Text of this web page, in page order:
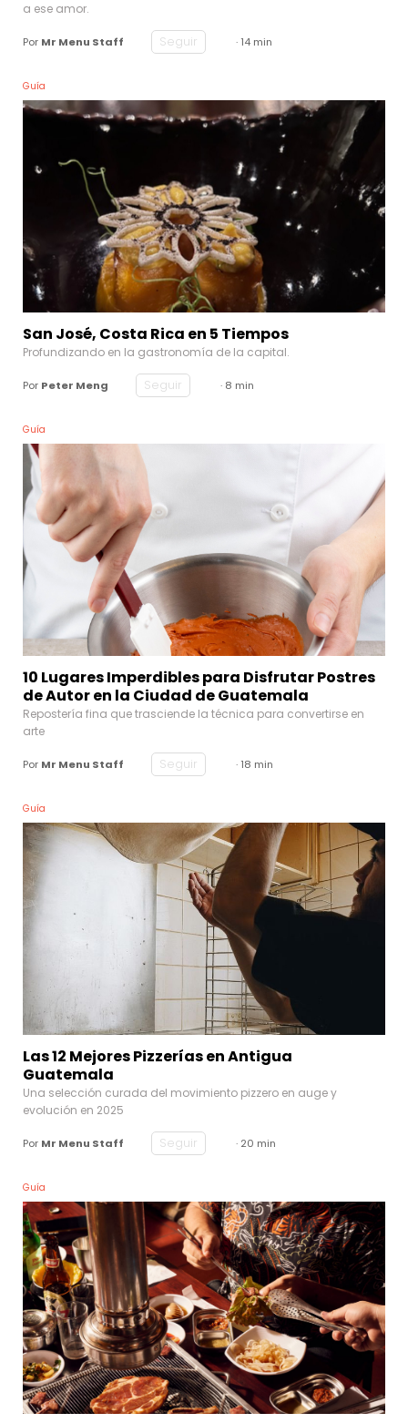
a ese amor.
Por Mr Menu Staff Seguir · 14 min
Guía
San José, Costa Rica en 5 Tiempos
Profundizando en la gastronomía de la capital.
Por Peter Meng Seguir · 8 min
Guía
10 Lugares Imperdibles para Disfrutar Postres
de Autor en la Ciudad de Guatemala
Repostería fina que trasciende la técnica para convertirse en
arte
Por Mr Menu Staff Seguir · 18 min
Guía
Las 12 Mejores Pizzerías en Antigua
Guatemala
Una selección curada del movimiento pizzero en auge y
evolución en 2025
Por Mr Menu Staff Seguir · 20 min
Guía